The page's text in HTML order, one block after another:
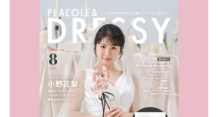
内容：特典金額・条件・応募方法・注意点 「どこが
一番お得？」「プラコレの特典は？」といった疑問も
解決します。 まずは診断で候補を絞れる「ウェディ
ング診断」か、体験型 […]
続きを読む